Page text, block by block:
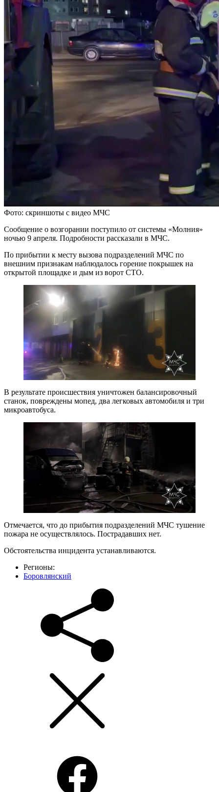
Фото: скриншоты с видео МЧС
Сообщение о возгорании поступило от системы «Молния»
ночью 9 апреля. Подробности рассказали в МЧС.
По прибытии к месту вызова подразделений МЧС по
внешним признакам наблюдалось горение покрышек на
открытой площадке и дым из ворот СТО.
В результате происшествия уничтожен балансировочный
станок, повреждены мопед, два легковых автомобиля и три
микроавтобуса.
Отмечается, что до прибытия подразделений МЧС тушение
пожара не осуществлялось. Пострадавших нет.
Обстоятельства инцидента устанавливаются.
Регионы:
Боровлянский